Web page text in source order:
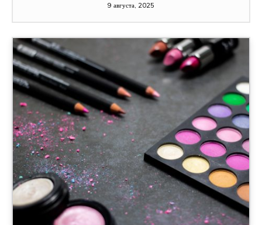
9 августа, 2025